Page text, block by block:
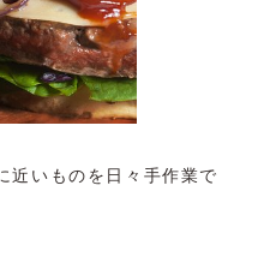
近いものを日々手作業で